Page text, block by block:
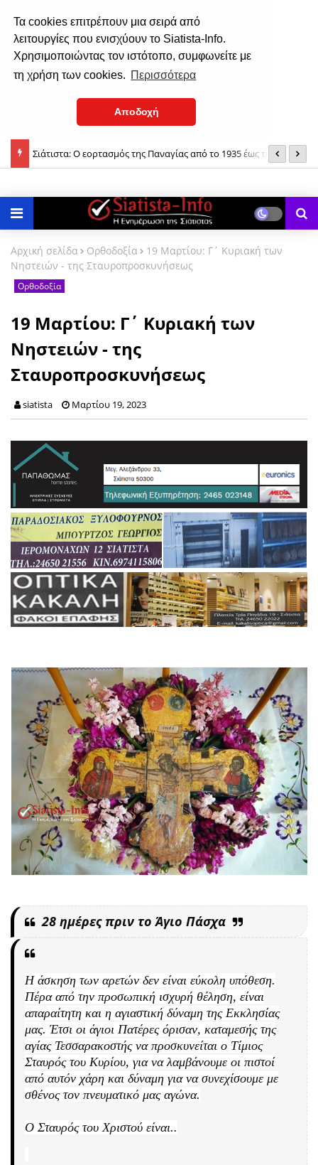
Τα cookies επιτρέπουν μια σειρά από
λειτουργίες που ενισχύουν το Siatista-Info.
Χρησιμοποιώντας τον ιστότοπο, συμφωνείτε με
τη χρήση των cookies. Περισσότερα
Αποδοχή
Σιάτιστα: Ο εορτασμός της Παναγίας από το 1935 έως το 1937!
Αρχική σελίδα Ορθοδοξία
19 Μαρτίου: Γ΄ Κυριακή των
Νηστειών - της Σταυροπροσκυνήσεως
Ορθοδοξία
19 Μαρτίου: Γ΄ Κυριακή των
Νηστειών - της
Σταυροπροσκυνήσεως
siatista Μαρτίου 19, 2023
28 ημέρες πριν το Άγιο Πάσχα
Η άσκηση των αρετών δεν είναι εύκολη υπόθεση.
Πέρα από την προσωπική ισχυρή θέληση, είναι
απαραίτητη και η αγιαστική δύναμη της Εκκλησίας
μας. Έτσι οι άγιοι Πατέρες όρισαν, καταμεσής της
αγίας Τεσσαρακοστής να προσκυνείται ο Τίμιος
Σταυρός του Κυρίου, για να λαμβάνουμε οι πιστοί
από αυτόν χάρη και δύναμη για να συνεχίσουμε με
σθένος τον πνευματικό μας αγώνα.
Ο Σταυρός του Χριστού είναι..